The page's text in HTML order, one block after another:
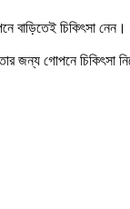
চিকিৎসা নেন।
জন্য গোপনে